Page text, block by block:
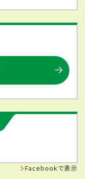
Facebookで表示